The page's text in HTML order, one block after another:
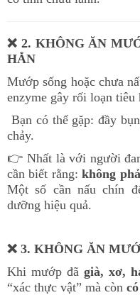
❌ 2. KHÔNG ĂN
HẲN
Mướp sống hoặc chưa
enzyme gây rối loạn tiêu
Bạn có thể gặp: đầy
chảy.
👉 Nhất là với người
cần biết rằng:không
Một số cần nấu chín
dưỡng hiệu quả.
❌ 3. KHÔNG ĂN
Khi mướp đã già, xơ,
“xác thực vật” mà còn